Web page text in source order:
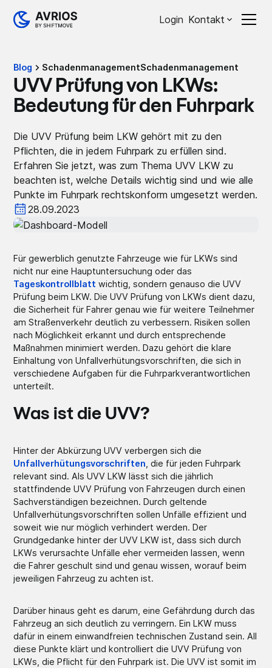
Login Kontakt
Blog SchadenmanagementSchadenmanagement
UVV Prüfung von LKWs:
Bedeutung für den Fuhrpark
Die UVV Prüfung beim LKW gehört mit zu den
Pflichten, die in jedem Fuhrpark zu erfüllen sind.
Erfahren Sie jetzt, was zum Thema UVV LKW zu
beachten ist, welche Details wichtig sind und wie alle
Punkte im Fuhrpark rechtskonform umgesetzt werden.
28.09.2023
Für gewerblich genutzte Fahrzeuge wie für LKWs sind
nicht nur eine Hauptuntersuchung oder das
Tageskontrollblatt wichtig, sondern genauso die UVV
Prüfung beim LKW. Die UVV Prüfung von LKWs dient dazu,
die Sicherheit für Fahrer genau wie für weitere Teilnehmer
am Straßenverkehr deutlich zu verbessern. Risiken sollen
nach Möglichkeit erkannt und durch entsprechende
Maßnahmen minimiert werden. Dazu gehört die klare
Einhaltung von Unfallverhütungsvorschriften, die sich in
verschiedene Aufgaben für die Fuhrparkverantwortlichen
unterteilt.
Was ist die UVV?
Hinter der Abkürzung UVV verbergen sich die
Unfallverhütungsvorschriften , die für jeden Fuhrpark
relevant sind. Als UVV LKW lässt sich die jährlich
stattfindende UVV Prüfung von Fahrzeugen durch einen
Sachverständigen bezeichnen. Durch geltende
Unfallverhütungsvorschriften sollen Unfälle effizient und
soweit wie nur möglich verhindert werden. Der
Grundgedanke hinter der UVV LKW ist, dass sich durch
LKWs verursachte Unfälle eher vermeiden lassen, wenn
die Fahrer geschult sind und genau wissen, worauf beim
jeweiligen Fahrzeug zu achten ist.
Darüber hinaus geht es darum, eine Gefährdung durch das
Fahrzeug an sich deutlich zu verringern. Ein LKW muss
dafür in einem einwandfreien technischen Zustand sein. All
diese Punkte klärt und kontrolliert die UVV Prüfung von
LKWs, die Pflicht für den Fuhrpark ist. Die UVV ist somit im